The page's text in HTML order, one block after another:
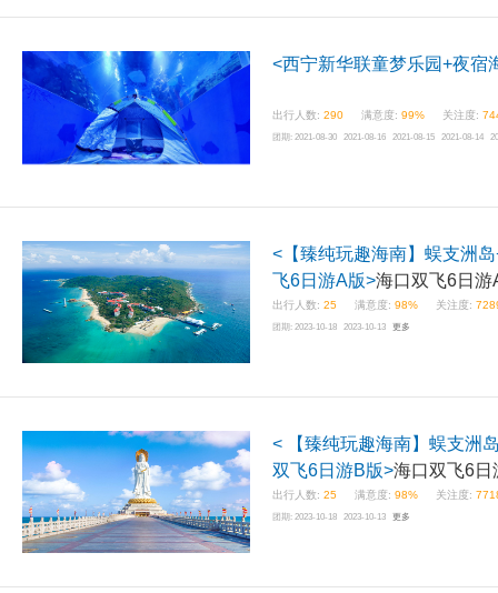
<西宁新华联童梦乐园+夜宿
出行人数: 290 满意度: 99% 关注度:
团期: 2021-08-30 2021-08-16 2021-08-15 2021-08-14
<【臻纯玩趣海南】蜈支洲
飞6日游A版>海口双飞6日游
出行人数: 25 满意度: 98% 关注度:
团期: 2023-10-18 2023-10-13 更多
< 【臻纯玩趣海南】蜈支洲岛+玫瑰谷+槟榔谷+千古情+南山+天涯海角海口
双飞6日游B版>海口双飞6日
出行人数: 25 满意度: 98% 关注度:
团期: 2023-10-18 2023-10-13 更多